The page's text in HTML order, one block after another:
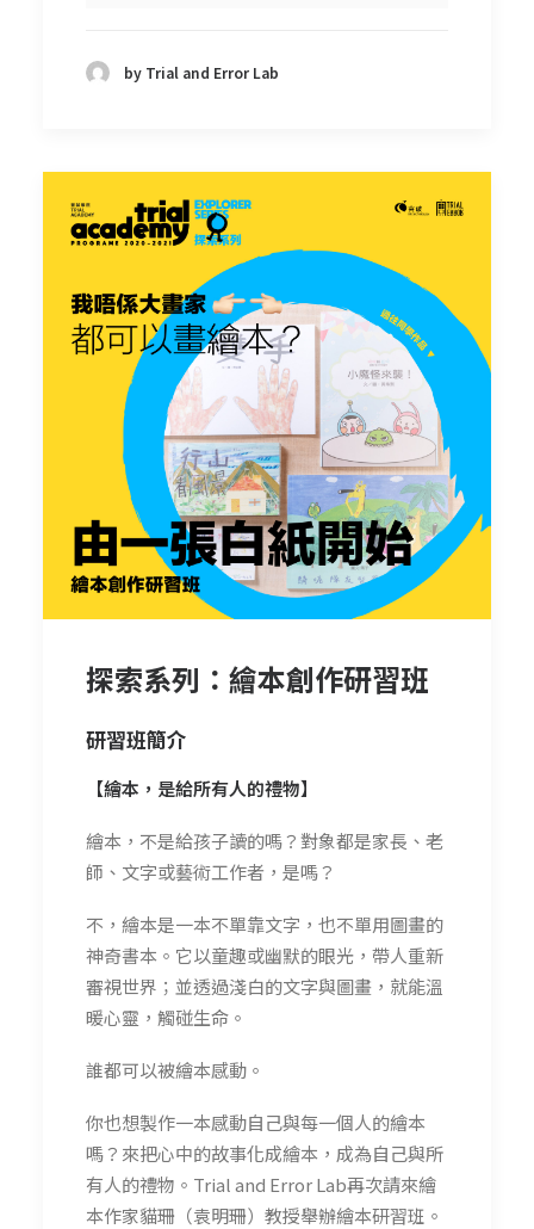
by Trial and Error Lab
探索系列：繪本創作研習班
研習班簡介
【繪本，是給所有人的禮物】
繪本，不是給孩子讀的嗎？對象都是家長、老
師、文字或藝術工作者，是嗎？
不，繪本是一本不單靠文字，也不單用圖畫的
神奇書本。它以童趣或幽默的眼光，帶人重新
審視世界；並透過淺白的文字與圖畫，就能溫
暖心靈，觸碰生命。
誰都可以被繪本感動。
你也想製作一本感動自己與每一個人的繪本
嗎？來把心中的故事化成繪本，成為自己與所
有人的禮物。Trial and Error Lab再次請來繪
本作家貓珊（袁明珊）教授舉辦繪本研習班。